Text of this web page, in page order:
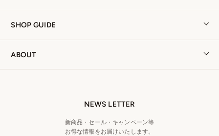
SHOP GUIDE
ABOUT
NEWS LETTER
新商品・セール・キャンペーン等
お得な情報をお届けいたします。